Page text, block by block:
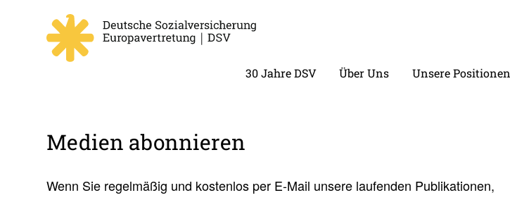
30 Jahre DSV Über Uns Unsere Positionen
Medien abon­nieren
Wenn Sie regelmäßig und kostenlos per E-Mail unsere laufenden Publikationen,